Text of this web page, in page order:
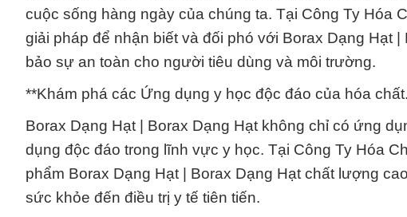
cuộc sống hàng ngày của chúng ta. Tại Công Ty Hóa
giải pháp để nhận biết và đối phó với Borax Dạng Hạt
bảo sự an toàn cho người tiêu dùng và môi trường.
**Khám phá các Ứng dụng y học độc đáo của hóa
Borax Dạng Hạt | Borax Dạng Hạt không chỉ có ứng
dụng độc đáo trong lĩnh vực y học. Tại Công Ty Hóa
phẩm Borax Dạng Hạt | Borax Dạng Hạt chất lượng
sức khỏe đến điều trị y tế tiên tiến.